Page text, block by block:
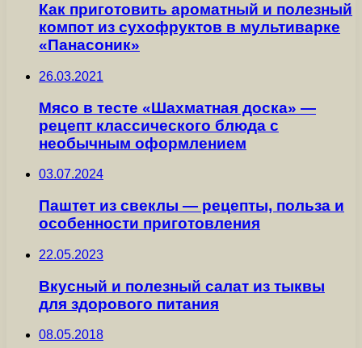
Как приготовить ароматный и полезный
компот из сухофруктов в мультиварке
«Панасоник»
26.03.2021
Мясо в тесте «Шахматная доска» —
рецепт классического блюда с
необычным оформлением
03.07.2024
Паштет из свеклы — рецепты, польза и
особенности приготовления
22.05.2023
Вкусный и полезный салат из тыквы
для здорового питания
08.05.2018